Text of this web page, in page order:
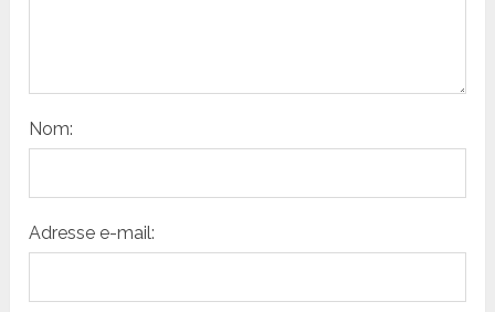
Nom:
Adresse e-mail: